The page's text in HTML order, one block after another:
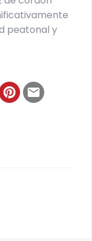
peatonal y